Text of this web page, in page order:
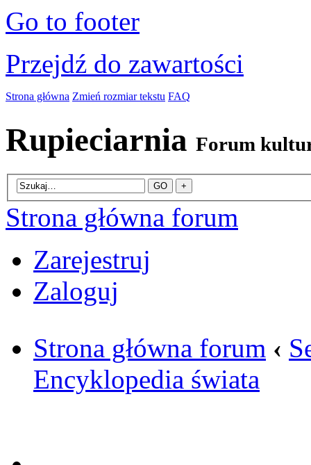
Go to footer
Przejdź do zawartości
Strona główna Zmień rozmiar tekstu FAQ
Rupieciarnia Forum
Strona główna forum
Zarejestruj
Zaloguj
Strona główna forum ‹
Encyklopedia świata